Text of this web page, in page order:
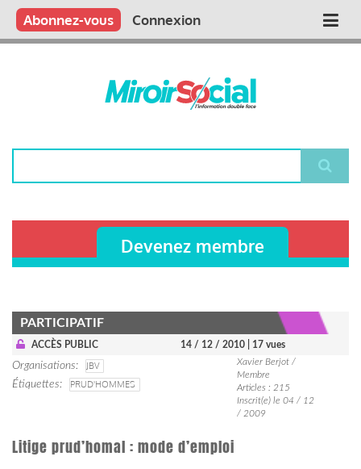
Aller
contenu
Main
Qui sommes nous ?
Vous publiez
Nous publions
Contactez-nous
Abonnez-vous Connexion
Devenez membre
PARTICIPATIF
ACCÈS PUBLIC 14 / 12 / 2010 | 17 vues
Organisations
JBV
Étiquettes
PRUD'HOMMES
Xavier Berjot /
Membre
Articles : 215
Inscrit(e) le 04 / 12
/ 2009
Litige prud’homal : mode d’emploi